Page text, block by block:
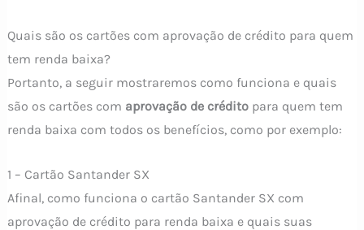
Quais são os cartões com aprovação de crédito para quem
tem renda baixa?
Portanto, a seguir mostraremos como funciona e quais
são os cartões com aprovação de crédito para quem tem
renda baixa com todos os benefícios, como por exemplo:
1 – Cartão Santander SX
Afinal, como funciona o cartão Santander SX com
aprovação de crédito para renda baixa e quais suas